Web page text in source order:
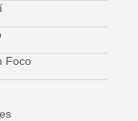
Foco